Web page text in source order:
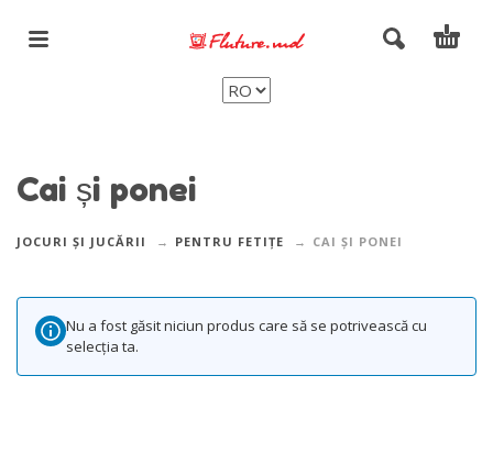
Cai și ponei
JOCURI ȘI JUCĂRII PENTRU FETIȚE CAI ȘI PONEI
Nu a fost găsit niciun produs care să se potrivească cu
selecția ta.